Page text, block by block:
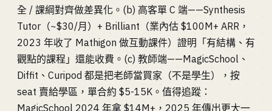
全 / 課綱對齊做差異化。(b) 高客單 C 端——Synthesis
Tutor（~$30/月）+ Brilliant（業內估 $100M+ ARR，
2023 年收了 Mathigon 做互動課件）證明「有結構、有
觀點的課程」還能收費。(c) 教師端——MagicSchool、
Diffit、Curipod 都是把老師當買家（不是學生），按
seat 賣給學區，單合約 $5-15K。值得追蹤：
MagicSchool 2024 年拿 $14M+，2025 年傳出更大一